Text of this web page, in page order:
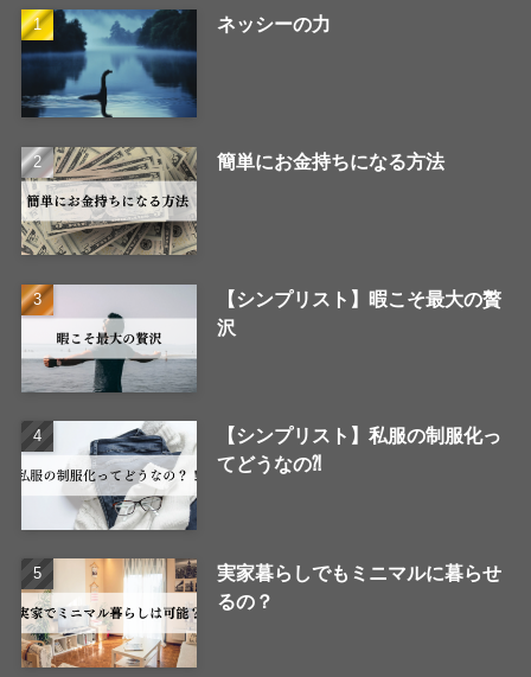
ネッシーの力
簡単にお金持ちになる方法
【シンプリスト】暇こそ最大の贅
沢
【シンプリスト】私服の制服化っ
てどうなの⁈
実家暮らしでもミニマルに暮らせ
るの？